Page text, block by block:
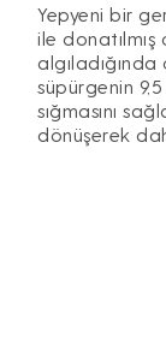
Yepyeni bir
ile donatılmış
süpürgenin
sığmasını
dönüşerek